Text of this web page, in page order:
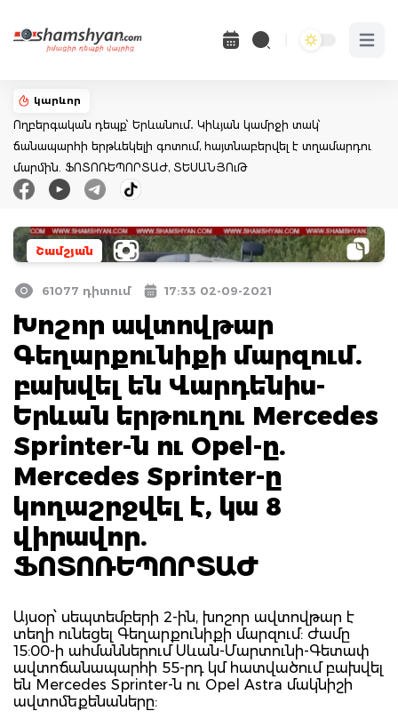
Open
կարևոր
Ողբերգական դեպք՝ Երևանում․ Կիևյան կամրջի տակ՝
ճանապարհի երթևեկելի գոտում, հայտնաբերվել է տղամարդու
մարմին. ՖՈՏՈՌԵՊՈՐՏԱԺ, ՏԵՍԱՆՅՈւԹ
Շամշյան
61077 դիտում 17:33 02-09-2021
Խոշոր ավտովթար
Գեղարքունիքի մարզում.
բախվել են Վարդենիս-
Երևան երթուղու Mercedes
Sprinter-ն ու Opel-ը.
Mercedes Sprinter-ը
կողաշրջվել է, կա 8
վիրավոր.
ՖՈՏՈՌԵՊՈՐՏԱԺ
Այսօր՝ սեպտեմբերի 2-ին, խոշոր ավտովթար է
տեղի ունեցել Գեղարքունիքի մարզում: Ժամը
15:00-ի ահմաններում Սևան-Մարտունի-Գետափ
ավտոճանապարհի 55-րդ կմ հատվածում բախվել
են Mercedes Sprinter-ն ու Opel Astra մակնիշի
ավտոմեքենաները: